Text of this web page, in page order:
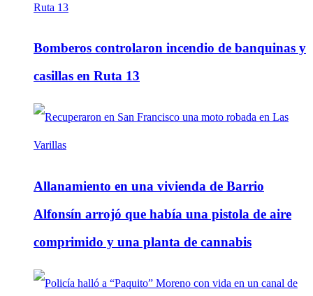
Bomberos controlaron incendio de banquinas y
casillas en Ruta 13
Allanamiento en una vivienda de Barrio
Alfonsín arrojó que había una pistola de aire
comprimido y una planta de cannabis